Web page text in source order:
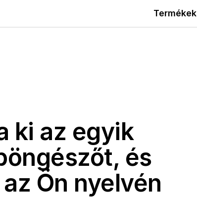
Termékek
ki az egyik
és
Ön nyelvén